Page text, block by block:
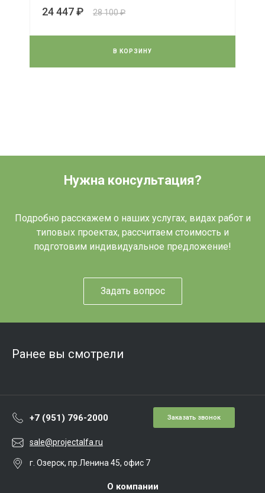
24 447 ₽ 28 100 ₽
В КОРЗИНУ
Нужна консультация?
Подробно расскажем о наших услугах, видах работ и
типовых проектах, рассчитаем стоимость и
подготовим индивидуальное предложение!
Задать вопрос
Ранее вы смотрели
+7 (951) 796-2000 Заказать звонок
sale@projectalfa.ru
г. Озерск, пр.Ленина 45, офис 7
О компании